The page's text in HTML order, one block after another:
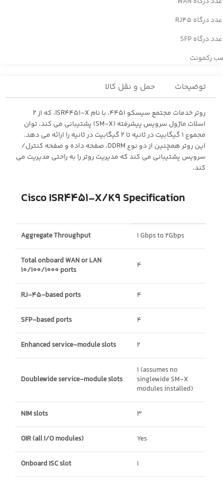
رکمونت
توضیحات حمل و نقل کالا
روتر خدمات مجتمع سیسکو 4451، با نام ISR4451-X، که از 2
اسلات ماژول سرویس پیشرفته (SM-X) پشتیبانی می کند، توان
مجموع 1 گیگابیت در ثانیه تا 2 گیگابیت در ثانیه را ارائه می دهد.
این روتر همچنین از دو نوع DDRM، صفحه داده و صفحه کنترل/
سرویس پشتیبانی می کند که مدیریت روتر را به راحتی مدیریت می
کند.
Cisco ISR4451-X/K9 Specification
Aggregate Throughput 1 Gbps to 2Gbps
Total onboard WAN or LAN
10/100/1000 ports
4
RJ-45-based ports 4
SFP-based ports 4
Enhanced service-module slots 2
Doublewide service-module slots
1 (assumes no
singlewide SM-X
modules installed)
NIM slots 3
OIR (all I/O modules) Yes
Onboard ISC slot 1